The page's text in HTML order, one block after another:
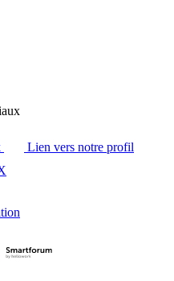
Lien vers notre profil